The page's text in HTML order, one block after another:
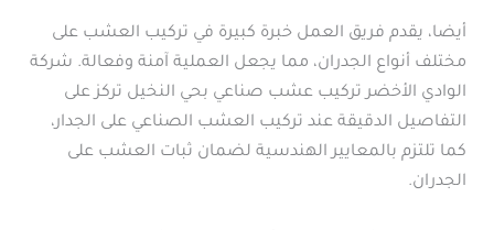
أيضا، يقدم فريق العمل خبرة كبيرة في تركيب العشب على
مختلف أنواع الجدران، مما يجعل العملية آمنة وفعالة. شركة
الوادي الأخضر تركيب عشب صناعي بحي النخيل تركز على
التفاصيل الدقيقة عند تركيب العشب الصناعي على الجدار،
كما تلتزم بالمعايير الهندسية لضمان ثبات العشب على
الجدران.